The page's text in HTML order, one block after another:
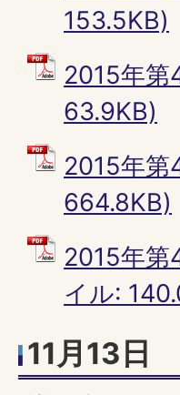
153.5KB)
2015年第
63.9KB)
2015年第
664.8KB)
2015年第
イル:
11月13日